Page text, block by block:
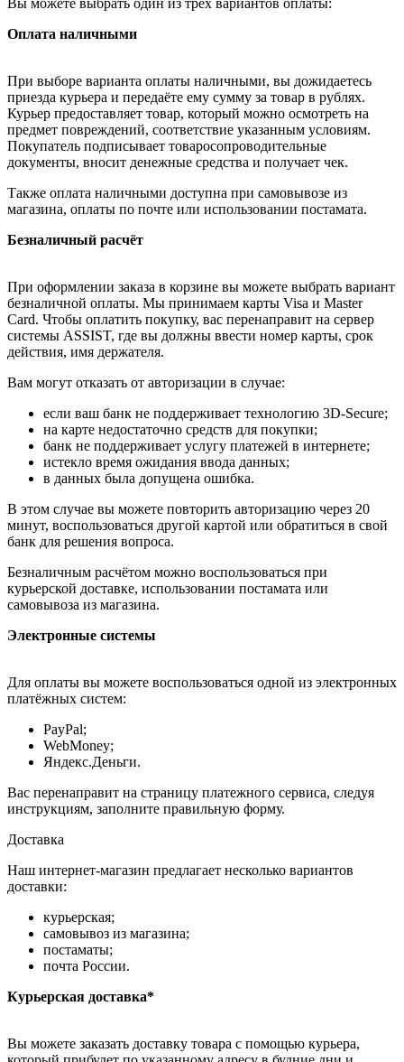
Оплата наличными
При выборе варианта оплаты наличными, вы дожидаетесь
приезда курьера и передаёте ему сумму за товар в рублях.
Курьер предоставляет товар, который можно осмотреть на
предмет повреждений, соответствие указанным условиям.
Покупатель подписывает товаросопроводительные
документы, вносит денежные средства и получает чек.
Также оплата наличными доступна при самовывозе из
магазина, оплаты по почте или использовании постамата.
Безналичный расчёт
При оформлении заказа в корзине вы можете выбрать вариант
безналичной оплаты. Мы принимаем карты Visa и Master
Card. Чтобы оплатить покупку, вас перенаправит на сервер
системы ASSIST, где вы должны ввести номер карты, срок
действия, имя держателя.
Вам могут отказать от авторизации в случае:
если ваш банк не поддерживает технологию 3D-Secure;
на карте недостаточно средств для покупки;
банк не поддерживает услугу платежей в интернете;
истекло время ожидания ввода данных;
в данных была допущена ошибка.
В этом случае вы можете повторить авторизацию через 20
минут, воспользоваться другой картой или обратиться в свой
банк для решения вопроса.
Безналичным расчётом можно воспользоваться при
курьерской доставке, использовании постамата или
самовывоза из магазина.
Электронные системы
Для оплаты вы можете воспользоваться одной из электронных
платёжных систем:
PayPal;
WebMoney;
Яндекс.Деньги.
Вас перенаправит на страницу платежного сервиса, следуя
инструкциям, заполните правильную форму.
Доставка
Наш интернет-магазин предлагает несколько вариантов
доставки:
курьерская;
самовывоз из магазина;
постаматы;
почта России.
Курьерская доставка*
Вы можете заказать доставку товара с помощью курьера,